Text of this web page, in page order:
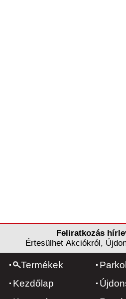
Feliratkozás
Értesülhet Akciókról,
Termékek
Kezdőlap